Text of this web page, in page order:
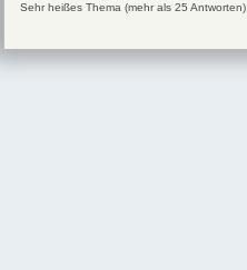
Sehr heißes Thema (mehr als 25 Antworten)